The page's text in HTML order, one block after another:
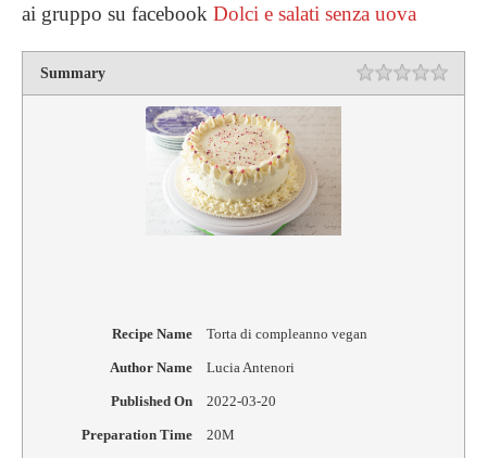
ai gruppo su facebook Dolci e salati senza uova
Summary Rating
Recipe Name Torta di compleanno vegan
Author Name Lucia Antenori
Published On 2022-03-20
Preparation Time 20M